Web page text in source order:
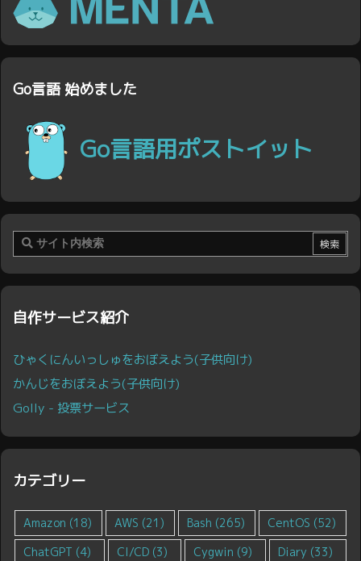
Go言語 始めました
Go言語用ポストイット
自作サービス紹介
ひゃくにんいっしゅをおぼえよう(子供向け)
かんじをおぼえよう(子供向け)
Golly - 投票サービス
カテゴリー
Amazon (18) AWS (21) Bash (265) CentOS (52)
ChatGPT (4) CI/CD (3) Cygwin (9) Diary (33)